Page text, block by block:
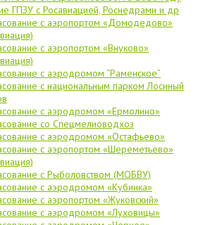
ГПЗУ с Росавиацией, Роснедрами и др
с аэропортом «Домодедово»
с аэропортом «Внуково»
с аэродромом “Раменское”
с национальным парком Лосиный
с аэродромом «Ермолино»
со Спецмелиоводхоз
с аэродромом «Остафьево»
с аэропортом «Шереметьево»
с Рыболовством (МОБВУ)
с аэродромом «Кубинка»
с аэропортом «Жуковский»
с аэродромом «Луховицы»